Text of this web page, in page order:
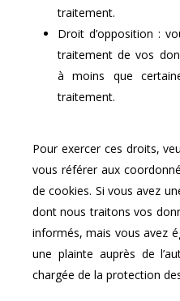
traitement.
Droit d’opposition :
traitement de vos
à moins que
traitement.
Pour exercer ces droits,
vous référer aux
de cookies. Si vous avez
dont nous traitons vos
informés, mais vous avez
une plainte auprès de
chargée de la protection